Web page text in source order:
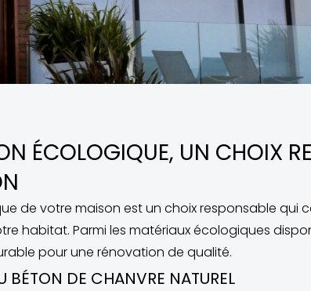
ÉCOLOGIQUE, UN CHOIX
de votre maison est un choix responsable qui
habitat. Parmi les matériaux écologiques
pour une rénovation de qualité.
BÉTON DE CHANVRE NATUREL